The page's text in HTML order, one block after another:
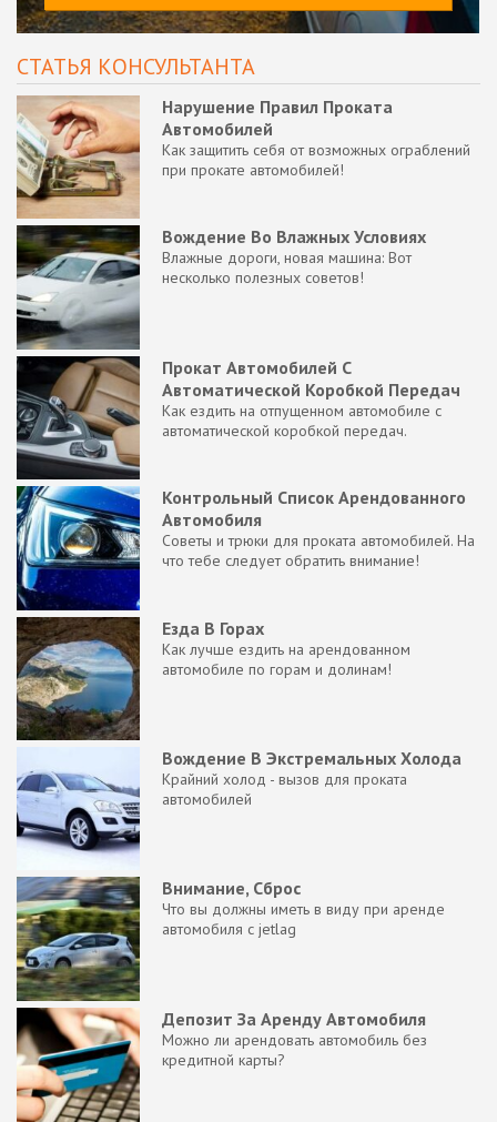
СТАТЬЯ КОНСУЛЬТАНТА
Нарушение Правил Проката
Автомобилей
Как защитить себя от возможных ограблений
при прокате автомобилей!
Вождение Во Влажных Условиях
Влажные дороги, новая машина: Вот
несколько полезных советов!
Прокат Автомобилей С
Автоматической Коробкой Передач
Как ездить на отпущенном автомобиле с
автоматической коробкой передач.
Контрольный Список Арендованного
Автомобиля
Советы и трюки для проката автомобилей. На
что тебе следует обратить внимание!
Езда В Горах
Как лучше ездить на арендованном
автомобиле по горам и долинам!
Вождение В Экстремальных Холода
Крайний холод - вызов для проката
автомобилей
Внимание, Сброс
Что вы должны иметь в виду при аренде
автомобиля с jetlag
Депозит За Аренду Автомобиля
Можно ли арендовать автомобиль без
кредитной карты?